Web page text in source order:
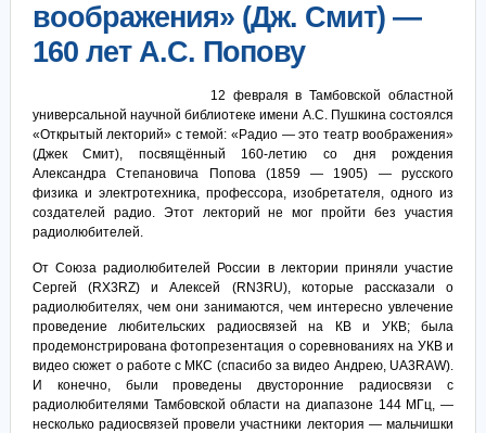
воображения» (Дж. Смит) —
160 лет А.С. Попову
12 февраля в Тамбовской областной
универсальной научной библиотеке имени А.С. Пушкина состоялся
«Открытый лекторий» с темой: «Радио — это театр воображения»
(Джек Смит), посвящённый 160-летию со дня рождения
Александра Степановича Попова (1859 — 1905) — русского
физика и электротехника, профессора, изобретателя, одного из
создателей радио. Этот лекторий не мог пройти без участия
радиолюбителей.
От Союза радиолюбителей России в лектории приняли участие
Сергей (RX3RZ) и Алексей (RN3RU), которые рассказали о
радиолюбителях, чем они занимаются, чем интересно увлечение
проведение любительских радиосвязей на КВ и УКВ; была
продемонстрирована фотопрезентация о соревнованиях на УКВ и
видео сюжет о работе с МКС (спасибо за видео Андрею, UA3RAW).
И конечно, были проведены двусторонние радиосвязи с
радиолюбителями Тамбовской области на диапазоне 144 МГц, —
несколько радиосвязей провели участники лектория — мальчишки